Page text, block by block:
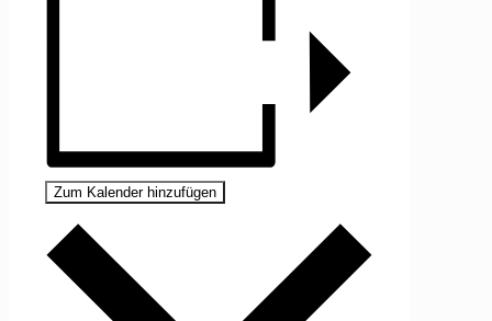
Zum Kalender hinzufügen